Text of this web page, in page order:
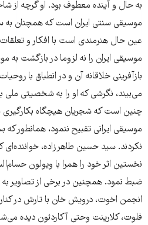
به حال و آینده معطوف بود. او گرچه از
موسیقی سنتی ایران است که همچنان به
عین حال هنرمندی است با افکار و
موسیقی ایران را نه لزوما در بازگشت به
بازآفرینی خلاقانه آن و در انطباق با
می‌بیند، نگرشی که او را به شخصیتی ملی
چنین است که شجریان هیچگاه بکارگیری
موسیقی ایرانی تقبیح ننمود، همانطور که
نکردند. سید حسین طاهرزاده،
ضبط نمود. همچنین در برخی از تصاویر به
انجمن اخوت، درویش خان با تارش در کنار
فلوت، کلارینت وحتی آکاردئون دیده